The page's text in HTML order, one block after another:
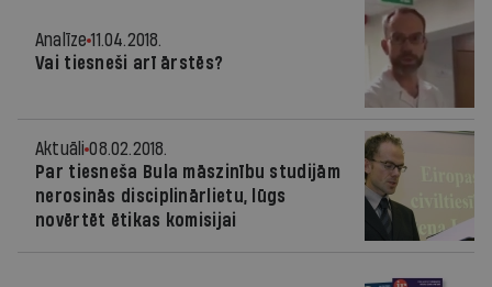
Analīze 11.04.2018.
Vai tiesneši arī ārstēs?
Aktuāli 08.02.2018.
Par tiesneša Bula māszinību studijām
nerosinās disciplinārlietu, lūgs
novērtēt ētikas komisijai